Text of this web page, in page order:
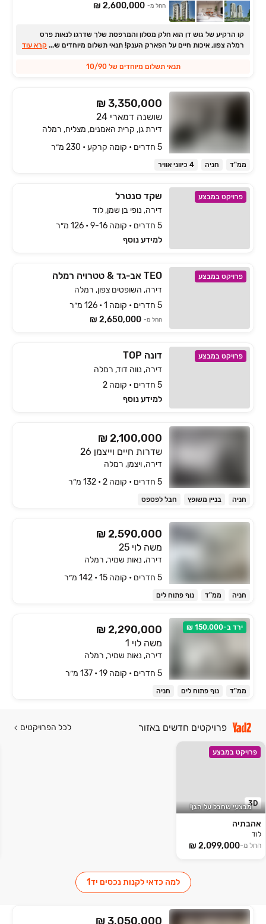
החל מ- 2,600,000 ₪
קו הרקיע של גוש דן הוא חלק מסלון והמרפסת שלך שדרגו לנאות פרס
רמלה צפון, איכות חיים על הפארק הענק! תנאי תשלום מיוחדים של ‏10/‏90 +
... קרא עוד
תנאי תשלום מיוחדים של 10/90
₪ 3,350,000
שושנה דמארי 24
דירת גן, קרית האמנים, מצליח, רמלה
5 חדרים • קומה ‎קרקע‏ • 230 מ״ר
ממ"ד חניה 4 כיווני אוויר
פרויקט במבצע שקד סנטרל
דירה, נופי בן שמן, לוד
5 חדרים • קומה 9-16 • 126 מ״ר
למידע נוסף
פרויקט במבצע TEO אב-גד & טטרויה רמלה
דירה, השופטים צפון, רמלה
5 חדרים • קומה 1 • 126 מ״ר
החל מ- 2,650,000 ₪
פרויקט במבצע דונה TOP
דירה, נווה דוד, רמלה
5 חדרים • קומה 2
למידע נוסף
₪ 2,100,000
שדרות חיים וייצמן 26
דירה, ויצמן, רמלה
5 חדרים • קומה ‎2‏ • 132 מ״ר
חניה בניין משופץ חבל לפספס
₪ 2,590,000
משה לוי 25
דירה, נאות שמיר, רמלה
5 חדרים • קומה ‎15‏ • 142 מ״ר
חניה ממ"ד נוף פתוח לים
ירד ב-150,000 ₪ ₪ 2,290,000
משה לוי 1
דירה, נאות שמיר, רמלה
5 חדרים • קומה ‎19‏ • 137 מ״ר
ממ"ד נוף פתוח לים חניה
פרויקטים חדשים באזור לכל הפרויקטים
פרויקט במבצע
3Dמבצעי שחבל על הגן!
אהבתיה
לוד
החל מ-
למה כדאי לקנות נכסים יד1
₪ 3,050,000